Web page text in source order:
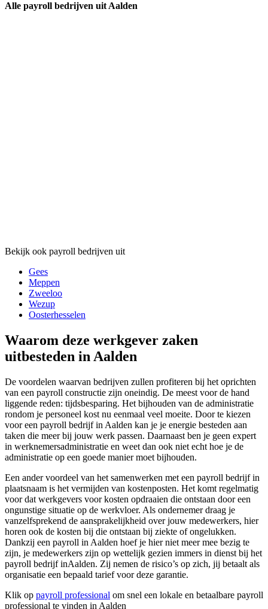
Alle payroll bedrijven uit Aalden
Bekijk ook payroll bedrijven uit
Gees
Meppen
Zweeloo
Wezup
Oosterhesselen
Waarom deze werkgever zaken
uitbesteden in Aalden
De voordelen waarvan bedrijven zullen profiteren bij het oprichten
van een payroll constructie zijn oneindig. De meest voor de hand
liggende reden: tijdsbesparing. Het bijhouden van de administratie
rondom je personeel kost nu eenmaal veel moeite. Door te kiezen
voor een payroll bedrijf in Aalden kan je je energie besteden aan
taken die meer bij jouw werk passen. Daarnaast ben je geen expert
in werknemersadministratie en weet dan ook niet echt hoe je de
administratie op een goede manier moet bijhouden.
Een ander voordeel van het samenwerken met een payroll bedrijf in
plaatsnaam is het vermijden van kostenposten. Het komt regelmatig
voor dat werkgevers voor kosten opdraaien die ontstaan door een
ongunstige situatie op de werkvloer. Als ondernemer draag je
vanzelfsprekend de aansprakelijkheid over jouw medewerkers, hier
horen ook de kosten bij die ontstaan bij ziekte of ongelukken.
Dankzij een payroll in Aalden hoef je hier niet meer mee bezig te
zijn, je medewerkers zijn op wettelijk gezien immers in dienst bij het
payroll bedrijf inAalden. Zij nemen de risico’s op zich, jij betaalt als
organisatie een bepaald tarief voor deze garantie.
Klik op payroll professional om snel een lokale en betaalbare payroll
professional te vinden in Aalden